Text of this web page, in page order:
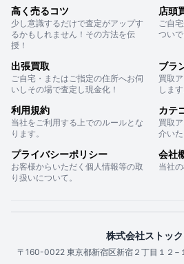
高く売るコツ
少し意識するだけで査定がアップす
るかもしれません！その方法を伝
授！
店頭
ご自
つい
出張買取
ご自宅・またはご指定の住所へお伺
いしその場で査定し現金化！
ブラ
買取
します
利用規約
当社をご利用する上でのルールとな
ります。
カテ
買取
介いた
プライバシーポリシー
お客様からいただく個人情報等の取
り扱いについて。
会社
当社の
株式会社ストッ
〒160-0022 東京都新宿区新宿２丁目１２−